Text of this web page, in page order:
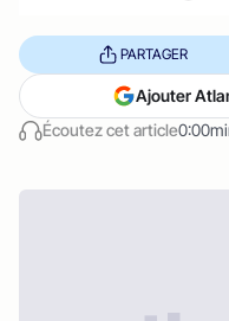
Écoutez cet article
PARTAGER
Ajouter